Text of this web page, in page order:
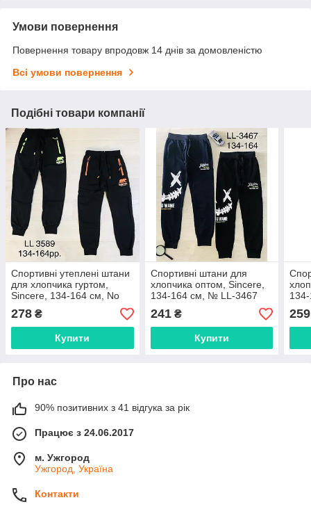
Умови повернення
Повернення товару впродовж 14 днів за домовленістю
Всі умови повернення
Подібні товари компанії
Спортивні утеплені штани
для хлопчика гуртом,
Sincere, 134-164 см, No
LL-3589
278 ₴
Купити
Спортивні штани для
хлопчика оптом, Sincere,
134-164 см, № LL-3467
241₴
Купити
259
Про нас
90% позитивних з 41 відгука за рік
Працює з 24.06.2017
м. Ужгород
Ужгород, Україна
Контакти